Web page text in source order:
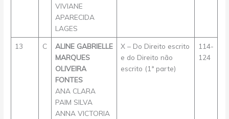
VIVIANE
APARECIDA
LAGES
13 C
ALINE GABRIELLE
MARQUES
OLIVEIRA
FONTES
ANA CLARA
PAIM SILVA
ANNA VICTORIA
X – Do Direito escrito
e do Direito não
escrito (1ª parte)
114-
124